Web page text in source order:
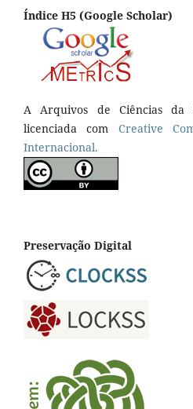
Índice H5 (Google Scholar)
A Arquivos de Ciências da
licenciada com Creative
Internacional.
Preservação Digital